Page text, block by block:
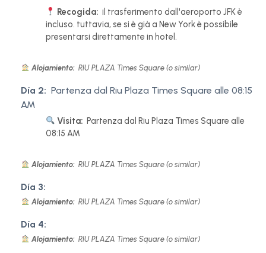
Recogida: il trasferimento dall'aeroporto JFK è
incluso. tuttavia, se si è già a New York è possibile
presentarsi direttamente in hotel.
Alojamiento: RIU PLAZA Times Square (o similar)
Día 2: Partenza dal Riu Plaza Times Square alle 08:15
AM
Visita: Partenza dal Riu Plaza Times Square alle
08:15 AM
Alojamiento: RIU PLAZA Times Square (o similar)
Día 3:
Alojamiento: RIU PLAZA Times Square (o similar)
Día 4:
Alojamiento: RIU PLAZA Times Square (o similar)